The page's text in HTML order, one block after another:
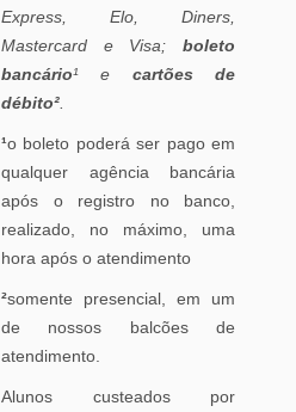
Express , Elo, Diners,
Mastercard e Visa; boleto
bancário¹e cartões de
débito²
¹o boleto poderá ser pago em
qualquer agência bancária
após o registro no banco,
realizado, no máximo, uma
hora após o atendimento
²somente presencial, em um
de nossos balcões de
atendimento.
Alunos custeados por